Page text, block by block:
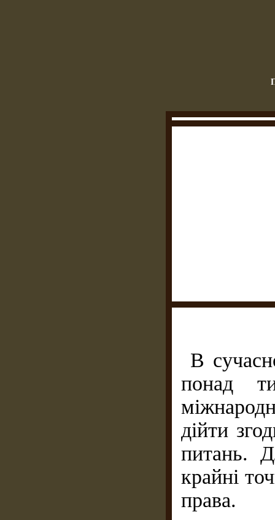
В
понад
дійти
питань.
крайні
права.